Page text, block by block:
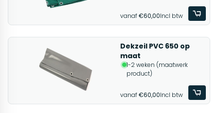
vanaf €60,00Incl btw
Dekzeil PVC 650 op
maat
1-2 weken (maatwerk
product)
vanaf €60,00Incl btw